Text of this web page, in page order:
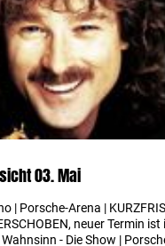
03. Mai
| Porsche-Arena |
neuer Termin
- Die Show |